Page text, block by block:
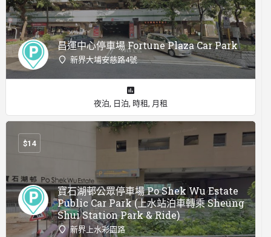
昌運中心停車場 Fortune Plaza Car Park
新界大埔安慈路4號
夜泊, 日泊, 時租, 月租
寶石湖邨公眾停車場 Po Shek Wu Estate
Public Car Park (上水站泊車轉乘 Sheung
Shui Station Park & Ride)
新界上水彩園路
$14